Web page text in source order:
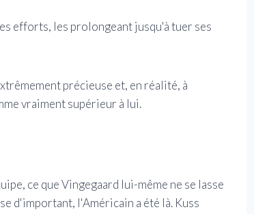
efforts, les prolongeant jusqu'à tuer ses
précieuse et, en réalité, à
vraiment supérieur à lui.
ce que Vingegaard lui-même ne se lasse
d'important, l'Américain a été là. Kuss